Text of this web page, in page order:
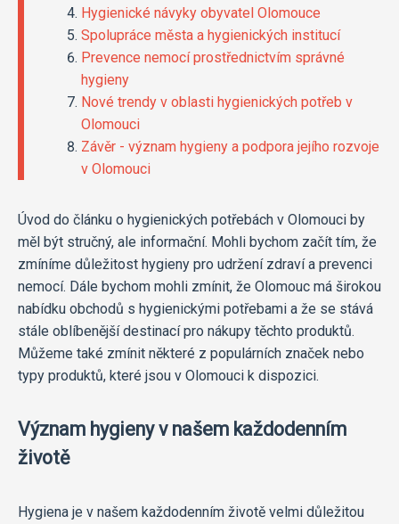
Hygienické návyky obyvatel Olomouce
Spolupráce města a hygienických institucí
Prevence nemocí prostřednictvím správné
hygieny
Nové trendy v oblasti hygienických potřeb v
Olomouci
Závěr - význam hygieny a podpora jejího rozvoje
v Olomouci
Úvod do článku o hygienických potřebách v Olomouci by
měl být stručný, ale informační. Mohli bychom začít tím, že
zmíníme důležitost hygieny pro udržení zdraví a prevenci
nemocí. Dále bychom mohli zmínit, že Olomouc má širokou
nabídku obchodů s hygienickými potřebami a že se stává
stále oblíbenější destinací pro nákupy těchto produktů.
Můžeme také zmínit některé z populárních značek nebo
typy produktů, které jsou v Olomouci k dispozici.
Význam hygieny v našem každodenním
životě
Hygiena je v našem každodenním životě velmi důležitou